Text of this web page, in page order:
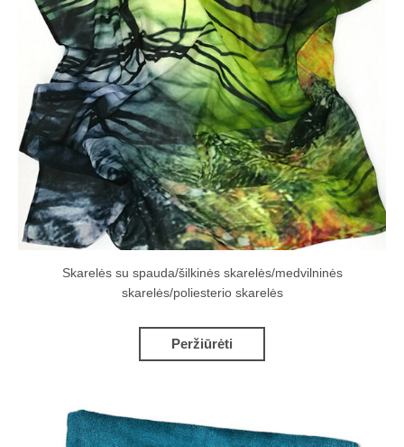
Skarelės su spauda/šilkinės skarelės/medvilninės
skarelės/poliesterio skarelės
Peržiūrėti